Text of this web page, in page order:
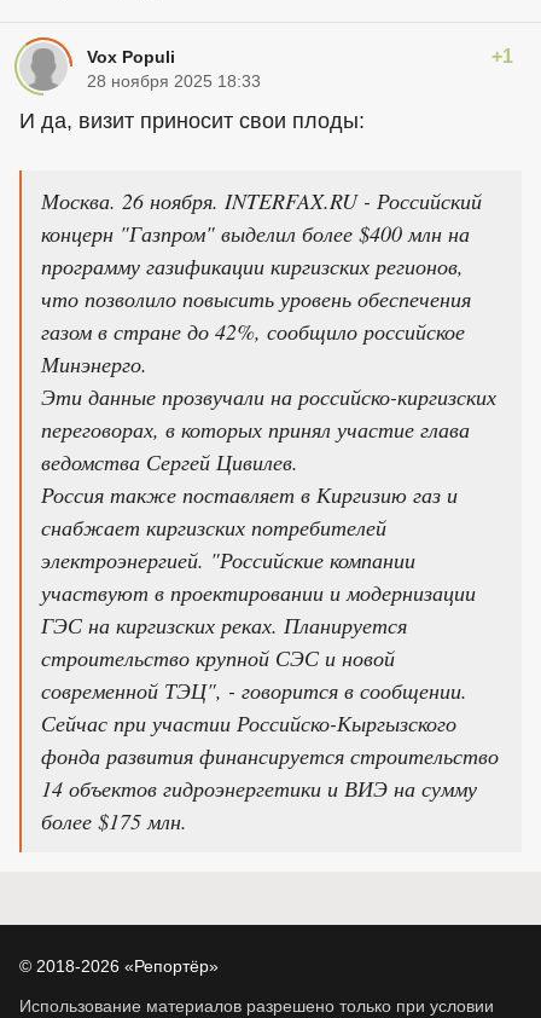
Vox Populi +1
28 ноября 2025 18:33
И да, визит приносит свои плоды:
Москва. 26 ноября. INTERFAX.RU - Российский
концерн "Газпром" выделил более $400 млн на
программу газификации киргизских регионов,
что позволило повысить уровень обеспечения
газом в стране до 42%, сообщило российское
Минэнерго.
Эти данные прозвучали на российско-киргизских
переговорах, в которых принял участие глава
ведомства Сергей Цивилев.
Россия также поставляет в Киргизию газ и
снабжает киргизских потребителей
электроэнергией. "Российские компании
участвуют в проектировании и модернизации
ГЭС на киргизских реках. Планируется
строительство крупной СЭС и новой
современной ТЭЦ", - говорится в сообщении.
Сейчас при участии Российско-Кыргызского
фонда развития финансируется строительство
14 объектов гидроэнергетики и ВИЭ на сумму
более $175 млн.
© 2018-2026 «Репортёр»
Использование материалов разрешено только при условии